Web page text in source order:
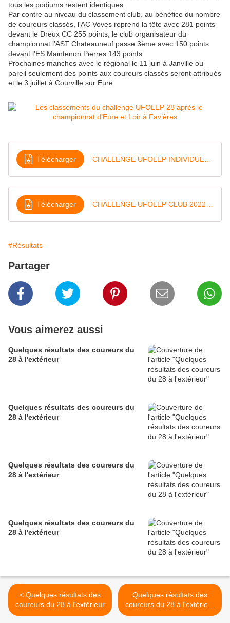
tous les podiums restent identiques.
Par contre au niveau du classement club, au bénéfice du nombre
de coureurs classés, l'AC Voves reprend la tête avec 281 points
devant le Dreux CC 255 points, le club organisateur du
championnat l'AST Chateauneuf passe 3ème avec 150 points
devant l'ES Maintenon Pierres 143 points.
Prochaines manches avec le régional le 11 juin à Janville ou
pareil seulement des points aux coureurs classés seront attribués
et le 3 juillet à Courville sur Eure.
Télécharger
Télécharger
#Résultats
Partager
Vous aimerez aussi
Quelques résultats des coureurs du
28 à l'extérieur
Quelques résultats des coureurs du
28 à l'extérieur
Quelques résultats des coureurs du
28 à l'extérieur
Quelques résultats des coureurs du
28 à l'extérieur
< Quelques résultats des
coureurs du 28 à l'extérieur
Quelques résultats des
coureurs du 28 à l'extérieur
>